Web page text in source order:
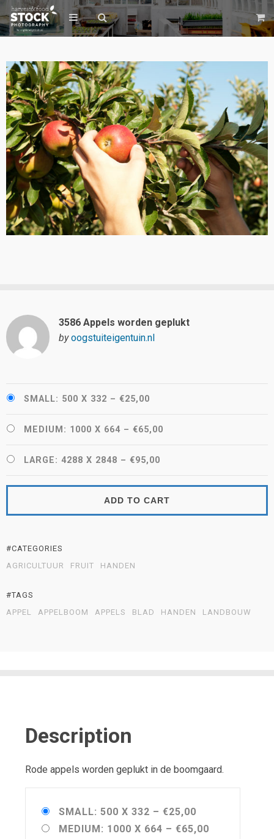
3586 Appels worden geplukt
by oogstuiteigentuin.nl
SMALL: 500 X 332 – €25,00
MEDIUM: 1000 X 664 – €65,00
LARGE: 4288 X 2848 – €95,00
ADD TO CART
#CATEGORIES
AGRICULTUUR
FRUIT HANDEN
#TAGS
APPEL
APPELBOOM APPELS BLAD HANDEN LANDBOUW
Description
Rode appels worden geplukt in de boomgaard.
SMALL: 500 X 332 – €25,00
MEDIUM: 1000 X 664 – €65,00